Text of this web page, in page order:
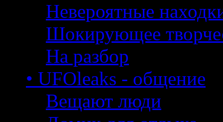
Невероятные
Шокирующее
На разбор
• UFOleaks - общение
Вещают люди